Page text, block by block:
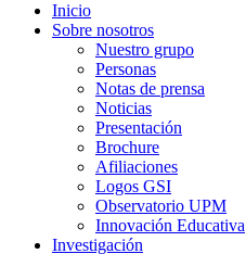
Inicio
Sobre nosotros
Nuestro grupo
Personas
Notas de prensa
Noticias
Presentación
Brochure
Afiliaciones
Logos GSI
Observatorio UPM
Innovación Educativa
Investigación